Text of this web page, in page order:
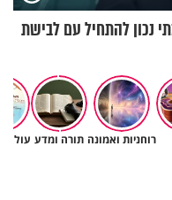
נכון להתחיל עם לבישת
רוחניות ואמונה תורה ומדע עולםפותחים פתח קטן - ומקבלים